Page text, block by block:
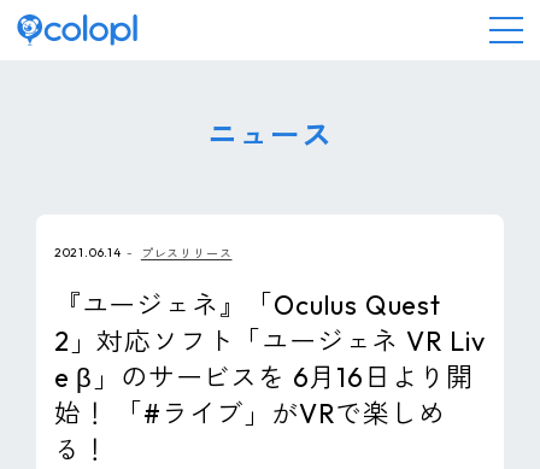
IR情報
採用情報
ニュース
2021.06.14 プレスリリース
『ユージェネ』「Oculus Quest
2」対応ソフト「ユージェネ VR Liv
e β」のサービスを 6月16日より開
始！ 「#ライブ」がVRで楽しめ
る！